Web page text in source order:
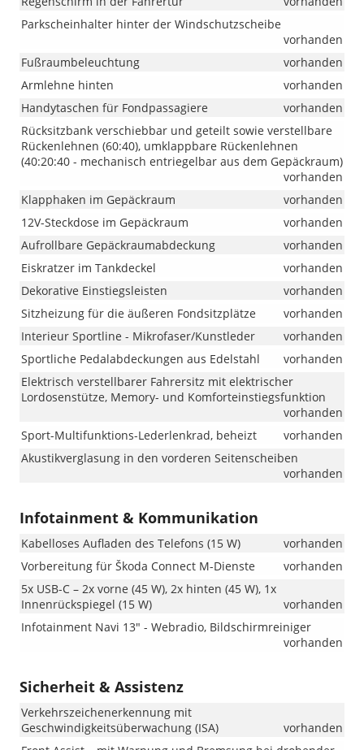
Parkscheinhalter hinter der Windschutzscheibe
vorhanden
Fußraumbeleuchtung
vorhanden
Armlehne hinten
vorhanden
Handytaschen für Fondpassagiere
vorhanden
Rücksitzbank verschiebbar und geteilt sowie verstellbare
Rückenlehnen (60:40), umklappbare Rückenlehnen
(40:20:40 - mechanisch entriegelbar aus dem Gepäckraum)
vorhanden
Klapphaken im Gepäckraum
vorhanden
12V-Steckdose im Gepäckraum
vorhanden
Aufrollbare Gepäckraumabdeckung
vorhanden
Eiskratzer im Tankdeckel
vorhanden
Dekorative Einstiegsleisten
vorhanden
Sitzheizung für die äußeren Fondsitzplätze
vorhanden
Interieur Sportline - Mikrofaser/Kunstleder
vorhanden
Sportliche Pedalabdeckungen aus Edelstahl
vorhanden
Elektrisch verstellbarer Fahrersitz mit elektrischer
Lordosenstütze, Memory- und Komforteinstiegsfunktion
vorhanden
Sport-Multifunktions-Lederlenkrad, beheizt
vorhanden
Akustikverglasung in den vorderen Seitenscheiben
vorhanden
Infotainment & Kommunikation
Kabelloses Aufladen des Telefons (15 W)
vorhanden
Vorbereitung für Škoda Connect M-Dienste
vorhanden
5x USB-C – 2x vorne (45 W), 2x hinten (45 W), 1x
Innenrückspiegel (15 W)
vorhanden
Infotainment Navi 13" - Webradio, Bildschirmreiniger
vorhanden
Sicherheit & Assistenz
Verkehrszeichenerkennung mit
Geschwindigkeitsüberwachung (ISA)
vorhanden